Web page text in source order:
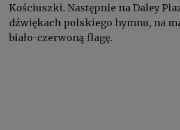
Kościuszki. Następnie na Daley
dźwiękach polskiego hymnu, na
biało-czerwoną flagę.